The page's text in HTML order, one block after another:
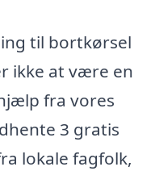
til bortkørsel
ikke at være en
fra vores
3 gratis
lokale fagfolk,